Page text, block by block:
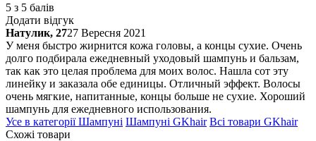
5 з 5 балів
Додати відгук
Натулик, 2727 Вересня 2021
У меня быстро жирнится кожа головы, а концы сухие. Очень
долго подбирала ежедневный уходовый шампунь и бальзам,
так как это целая проблема для моих волос. Нашла сот эту
линейку и заказала обе единицы. Отличный эффект. Волосы
очень мягкие, напитанные, концы больше не сухие. Хороший
шампунь для ежедневного использования.
Усе в категоріїШампуні Шампуні GKhair Всі товари GKhair
Схожі товари